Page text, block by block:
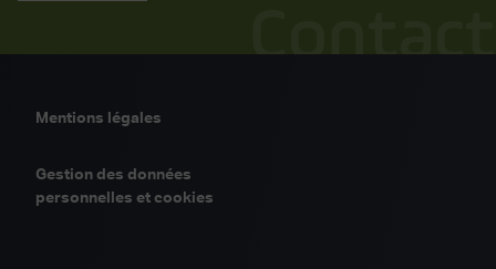
Contact
Mentions légales
Gestion des données
personnelles et cookies